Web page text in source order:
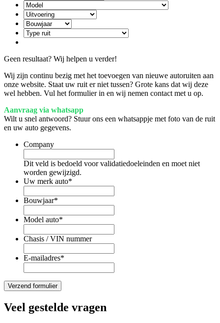
Geen resultaat? Wij helpen u verder!
Wij zijn continu bezig met het toevoegen van nieuwe autoruiten aan
onze website. Staat uw ruit er niet tussen? Grote kans dat wij deze
wel hebben. Vul het formulier in en wij nemen contact met u op.
Aanvraag via whatsapp
Wilt u snel antwoord? Stuur ons een whatsappje met foto van de ruit
en uw auto gegevens.
Company
Dit veld is bedoeld voor validatiedoeleinden en moet niet
worden gewijzigd.
Uw merk auto*
Bouwjaar*
Model auto*
Chasis / VIN nummer
E-mailadres*
Veel gestelde vragen